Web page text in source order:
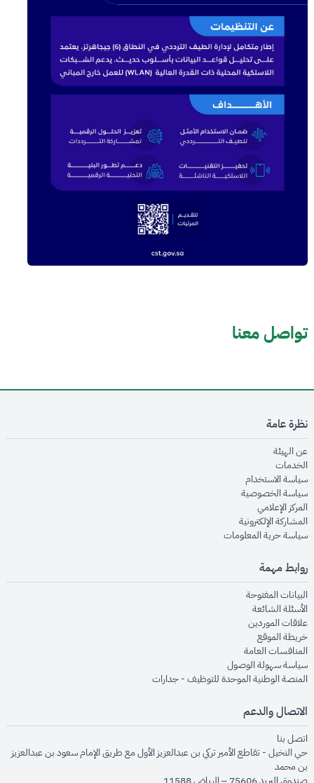
تواصل معنا
نظرة عامة
عن الهيئةopens in new window
الخدماتopens in new window
سياسة الاستخدام
سياسة الخصوصيةopens in new window
المركز الإعلاميopens in new window
المشاركة الإلكترونيةopens in new window
سياسة حرية المعلوماتopens in new window
روابط مهمة
البيانات المفتوحةopens in new window
الأسئلة الشائعةopens in new window
علاقات الموردينopens in new window
خريطة الموقعopens in new window
المنافسات العامةopens in new window
سياسة سهولة الوصولopens in new window
المنصة الوطنية الموحدة للتوظيف - جداراتopens in new window
الاتصال والدعم
اتصل بنا
حي النخيل - تقاطع الأمير تركي بن عبدالعزيز الأول مع طريق الإمام سعود بن عبدالعزيز
بن محمد